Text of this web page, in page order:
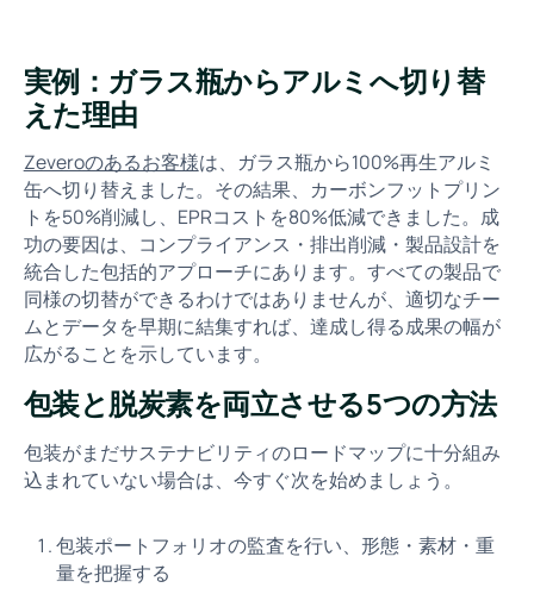
実例：ガラス瓶からアルミへ切り替
えた理由
Zeveroのあるお客様は、ガラス瓶から100%再生アルミ
缶へ切り替えました。その結果、カーボンフットプリン
トを50%削減し、EPRコストを80%低減できました。成
功の要因は、コンプライアンス・排出削減・製品設計を
統合した包括的アプローチにあります。すべての製品で
同様の切替ができるわけではありませんが、適切なチー
ムとデータを早期に結集すれば、達成し得る成果の幅が
広がることを示しています。
包装と脱炭素を両立させる5つの方法
包装がまだサステナビリティのロードマップに十分組み
込まれていない場合は、今すぐ次を始めましょう。
包装ポートフォリオの監査を行い、形態・素材・重
量を把握する